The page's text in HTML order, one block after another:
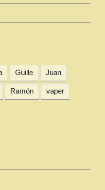
Guille Juan
Ramón vaper